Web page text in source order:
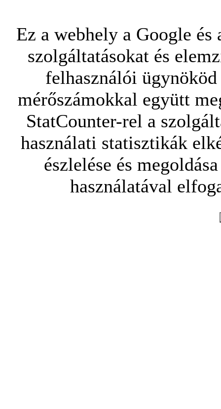
Ez a webhely a Google
szolgáltatásokat és
felhasználói
mérőszámokkal együtt
StatCounter-rel a
használati statisztikák
észlelése és
használatával